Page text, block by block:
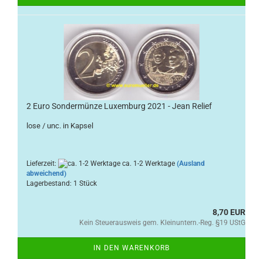
2 Euro Sondermünze Luxemburg 2021 - Jean Relief
lose / unc. in Kapsel
Lieferzeit: ca. 1-2 Werktage (Ausland
abweichend)
Lagerbestand: 1 Stück
8,70 EUR
Kein Steuerausweis gem. Kleinuntern.-Reg. §19 UStG
IN DEN WARENKORB